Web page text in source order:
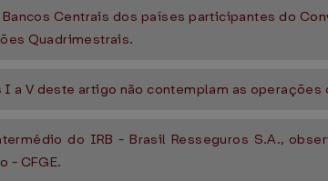
Centrais dos países participantes do
Quadrimestrais.
V deste artigo não contemplam as operações
do IRB - Brasil Resseguros S.A.,
- CFGE.